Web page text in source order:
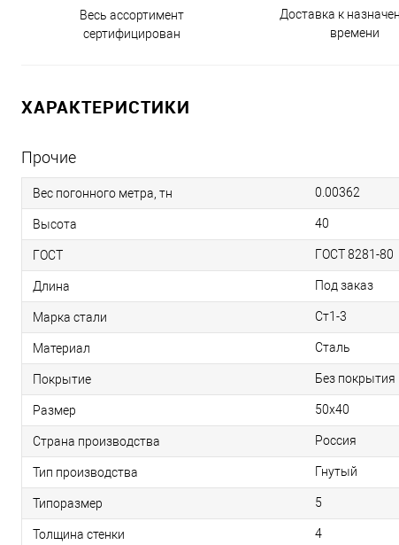
Весь ассортимент
сертифицирован
Доставка к
времени
ХАРАКТЕРИСТИКИ
Прочие
Вес погонного метра, тн 0.00362
Высота 40
ГОСТ ГОСТ 8281-80
Длина Под заказ
Марка стали Ст1-3
Материал Сталь
Покрытие Без покрытия
Размер 50х40
Страна производства Россия
Тип производства Гнутый
Типоразмер 5
Толщина стенки 4